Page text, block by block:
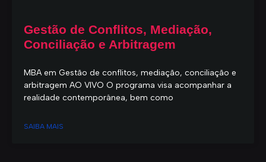
Gestão de Conflitos, Mediação,
Conciliação e Arbitragem
MBA em Gestão de conflitos, mediação, conciliação e
arbitragem AO VIVO O programa visa acompanhar a
realidade contemporânea, bem como
SAIBA MAIS